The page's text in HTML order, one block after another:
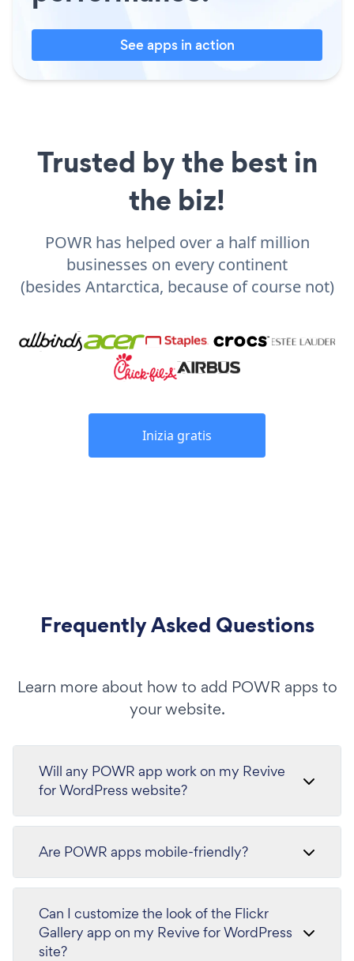
See apps in action
Trusted by the best in
the biz!
POWR has helped over a half million
businesses on every continent
(besides Antarctica, because of course not)
Inizia gratis
Frequently Asked Questions
Learn more about how to add POWR apps to
your website.
Will any POWR app work on my Revive
for WordPress website?
Are POWR apps mobile-friendly?
Can I customize the look of the Flickr
Gallery app on my Revive for WordPress
site?